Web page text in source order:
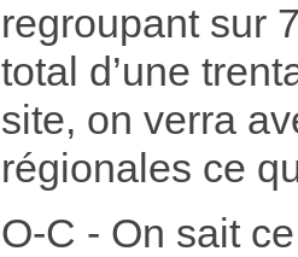
regroupant sur
total d’une
site, on verra
régionales ce
O-C - On sait